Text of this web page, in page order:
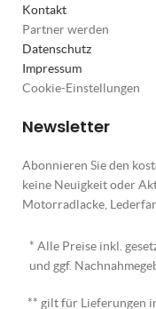
Kontakt
Partner werden
Datenschutz
Impressum
Cookie-Einstellungen
Newsletter
Abonnieren Sie den
keine Neuigkeit oder
Motorradlacke,
* Alle Preise inkl.
und ggf.
** gilt für Lieferungen